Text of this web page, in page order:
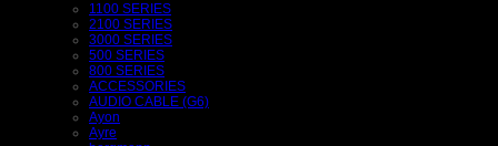
1100 SERIES
2100 SERIES
3000 SERIES
500 SERIES
800 SERIES
ACCESSORIES
AUDIO CABLE (G6)
Ayon
Ayre